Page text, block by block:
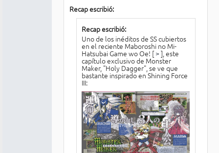
Recap escribió:
Recap escribió:
Uno de los inéditos de SS cubiertos
en el reciente Maboroshi no Mi-
Hatsubai Game wo Oe! [> ], este
capítulo exclusivo de Monster
Maker, "Holy Dagger", se ve que
bastante inspirado en Shining Force
III: